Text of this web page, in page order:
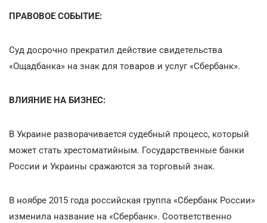
ПРАВОВОЕ СОБЫТИЕ:
Суд досрочно прекратил действие свидетельства
«Ощадбанка» на знак для товаров и услуг «Сбербанк».
ВЛИЯНИЕ НА БИЗНЕС:
В Украине разворачивается судебный процесс, который
может стать хрестоматийным. Государственные банки
России и Украины сражаются за торговый знак.
В ноябре 2015 года российская группа «Сбербанк России»
изменила название на «Сбербанк». Соответственно